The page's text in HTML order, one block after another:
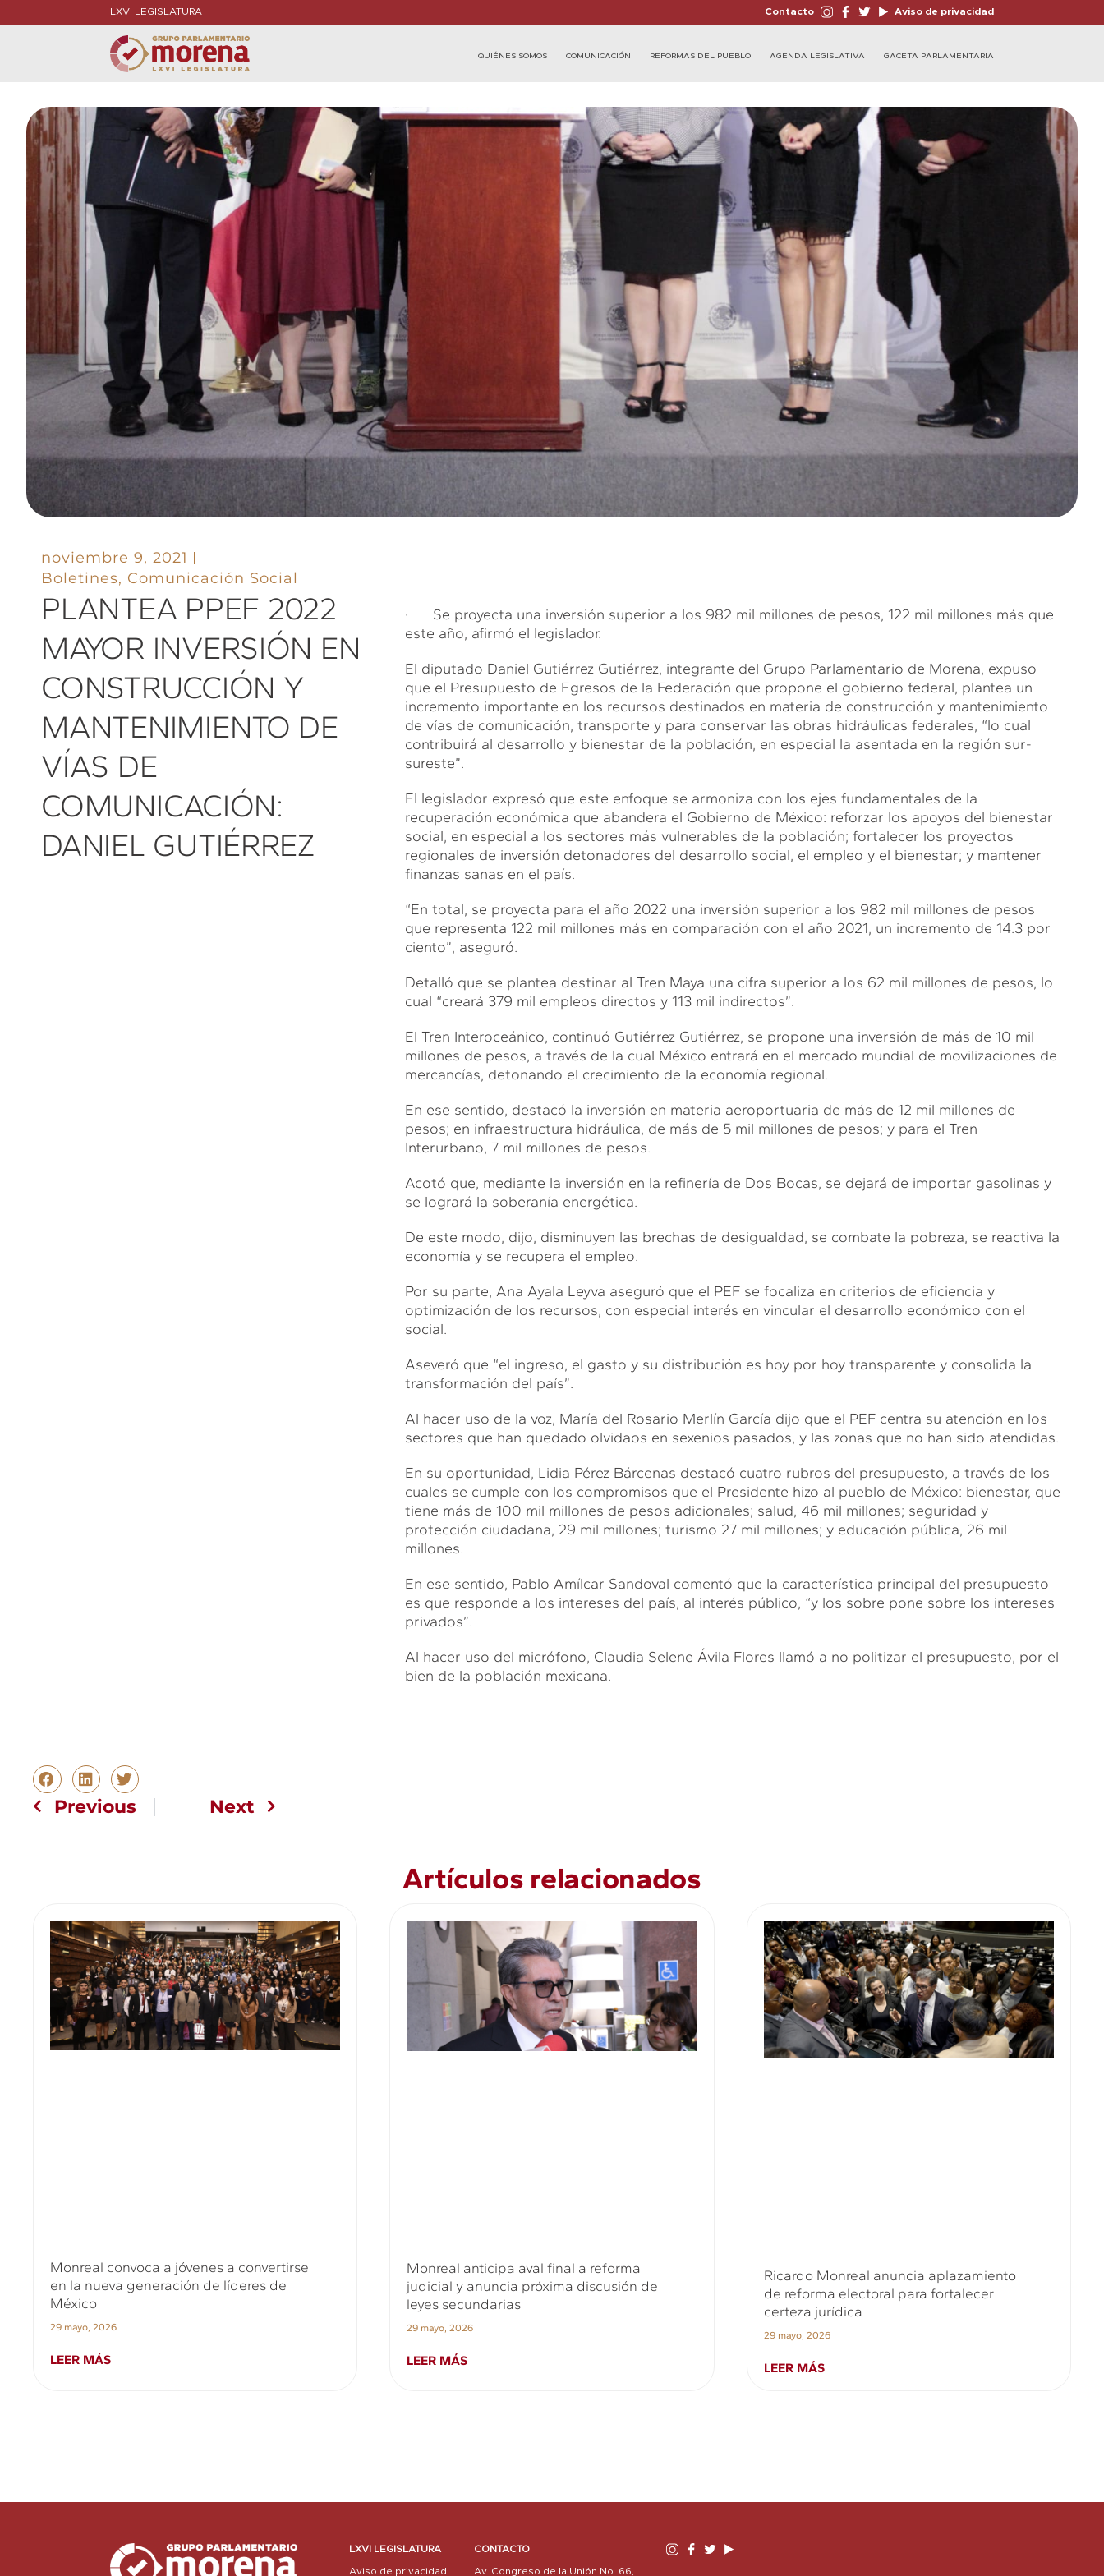
LXVI LEGISLATURA Contacto Aviso de privacidad
QUIÉNES SOMOS COMUNICACIÓN REFORMAS DEL PUEBLO AGENDA LEGISLATIVA GACETA PARLAMENTARIA
noviembre 9, 2021
Boletines, Comunicación Social
PLANTEA PPEF 2022
MAYOR INVERSIÓN EN
CONSTRUCCIÓN Y
MANTENIMIENTO DE
VÍAS DE
COMUNICACIÓN:
DANIEL GUTIÉRREZ
· Se proyecta una inversión superior a los 982 mil millones de pesos, 122 mil millones más que
este año, afirmó el legislador.
El diputado Daniel Gutiérrez Gutiérrez, integrante del Grupo Parlamentario de Morena, expuso
que el Presupuesto de Egresos de la Federación que propone el gobierno federal, plantea un
incremento importante en los recursos destinados en materia de construcción y mantenimiento
de vías de comunicación, transporte y para conservar las obras hidráulicas federales, “lo cual
contribuirá al desarrollo y bienestar de la población, en especial la asentada en la región sur-
sureste”.
El legislador expresó que este enfoque se armoniza con los ejes fundamentales de la
recuperación económica que abandera el Gobierno de México: reforzar los apoyos del bienestar
social, en especial a los sectores más vulnerables de la población; fortalecer los proyectos
regionales de inversión detonadores del desarrollo social, el empleo y el bienestar; y mantener
finanzas sanas en el país.
“En total, se proyecta para el año 2022 una inversión superior a los 982 mil millones de pesos
que representa 122 mil millones más en comparación con el año 2021, un incremento de 14.3 por
ciento”, aseguró.
Detalló que se plantea destinar al Tren Maya una cifra superior a los 62 mil millones de pesos, lo
cual “creará 379 mil empleos directos y 113 mil indirectos”.
El Tren Interoceánico, continuó Gutiérrez Gutiérrez, se propone una inversión de más de 10 mil
millones de pesos, a través de la cual México entrará en el mercado mundial de movilizaciones de
mercancías, detonando el crecimiento de la economía regional.
En ese sentido, destacó la inversión en materia aeroportuaria de más de 12 mil millones de
pesos; en infraestructura hidráulica, de más de 5 mil millones de pesos; y para el Tren
Interurbano, 7 mil millones de pesos.
Acotó que, mediante la inversión en la refinería de Dos Bocas, se dejará de importar gasolinas y
se logrará la soberanía energética.
De este modo, dijo, disminuyen las brechas de desigualdad, se combate la pobreza, se reactiva la
economía y se recupera el empleo.
Por su parte, Ana Ayala Leyva aseguró que el PEF se focaliza en criterios de eficiencia y
optimización de los recursos, con especial interés en vincular el desarrollo económico con el
social.
Aseveró que “el ingreso, el gasto y su distribución es hoy por hoy transparente y consolida la
transformación del país”.
Al hacer uso de la voz, María del Rosario Merlín García dijo que el PEF centra su atención en los
sectores que han quedado olvidaos en sexenios pasados, y las zonas que no han sido atendidas.
En su oportunidad, Lidia Pérez Bárcenas destacó cuatro rubros del presupuesto, a través de los
cuales se cumple con los compromisos que el Presidente hizo al pueblo de México: bienestar, que
tiene más de 100 mil millones de pesos adicionales; salud, 46 mil millones; seguridad y
protección ciudadana, 29 mil millones; turismo 27 mil millones; y educación pública, 26 mil
millones.
En ese sentido, Pablo Amílcar Sandoval comentó que la característica principal del presupuesto
es que responde a los intereses del país, al interés público, “y los sobre pone sobre los intereses
privados”.
Al hacer uso del micrófono, Claudia Selene Ávila Flores llamó a no politizar el presupuesto, por el
bien de la población mexicana.
Previous Next
Artículos relacionados
Monreal convoca a jóvenes a convertirse
en la nueva generación de líderes de
México
29 mayo, 2026
LEER MÁS
Monreal anticipa aval final a reforma
judicial y anuncia próxima discusión de
leyes secundarias
29 mayo, 2026
LEER MÁS
Ricardo Monreal anuncia aplazamiento
de reforma electoral para fortalecer
certeza jurídica
29 mayo, 2026
LEER MÁS
LXVI LEGISLATURA
Aviso de privacidad
CONTACTO
Av. Congreso de la Unión No. 66,